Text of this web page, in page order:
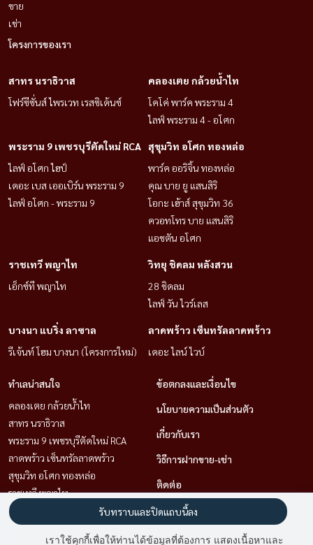
ขาย
เช่า
โครงการของเรา
สาทร นราธิวาส
โฟร์ซีซั่นส์ ไพรเวท เรสซิเด้นซ์
คลองเตย กล้วยน้ำไท
โคโค่ พาร์ค พระราม 4
ไลฟ์ พระราม 4 - อโศก
พระราม 9 เพชรบุรีตัดใหม่ RCA
ไลฟ์ อโศก ไฮป์
เดอะ เบส เออเบิร์น พระราม 9
ไลฟ์ อโศก - พระราม 9
สุขุมวิท อโศก ทองหล่อ
พาร์ค ออริจิ้น ทองหล่อ
คุณ บาย ยู แสนสิริ
โอกะ เฮ้าส์ สุขุมวิท 36
ควอทโทร บาย แสนสิริ
แอชตัน อโศก
ราชเทวี พญาไท
เอ็กซ์ที พญาไท
วิทยุ ชิดลม หลังสวน
28 ชิดลม
ไลฟ์ วัน ไวร์เลส
บางนา แบริ่ง ลาซาล
รีเจ้นท์ โฮม บางนา (โครงการใหม่)
ลาดพร้าว เซ็นทรัลลาดพร้าว
เดอะ ไลน์ ไวบ์
ทำเลน่าสนใจ
คลองเตย กล้วยน้ำไท
สาทร นราธิวาส
พระราม 9 เพชรบุรีตัดใหม่ RCA
ลาดพร้าว เซ็นทรัลลาดพร้าว
สุขุมวิท อโศก ทองหล่อ
ราชเทวี พญาไท
บางนา แบริ่ง ลาซาล
วิทยุ ชิดลม หลังสวน
ข้อตกลงและเงื่อนไข
นโยบายความเป็นส่วนตัว
เกี่ยวกับเรา
วิธีการฝากขาย-เช่า
ติดต่อ
เราใช้คุกกี้เพื่อให้ท่านได้ข้อมูลที่ต้องการ แสดงเนื้อหาและ
รับทราบและปิดแถบนี้ลง